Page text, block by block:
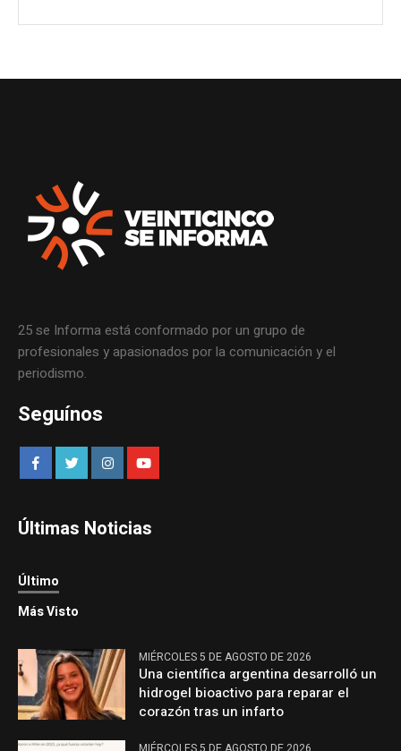
25 se Informa está conformado por un grupo de
profesionales y apasionados por la comunicación y el
periodismo.
Seguínos
Últimas Noticias
Último
Más Visto
MIÉRCOLES 5 DE AGOSTO DE 2026
Una científica argentina desarrolló un
hidrogel bioactivo para reparar el
corazón tras un infarto